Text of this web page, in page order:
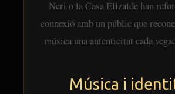
Neri o la Casa Elizalde han
connexió amb un públic que
música una autenticitat cada
Música i